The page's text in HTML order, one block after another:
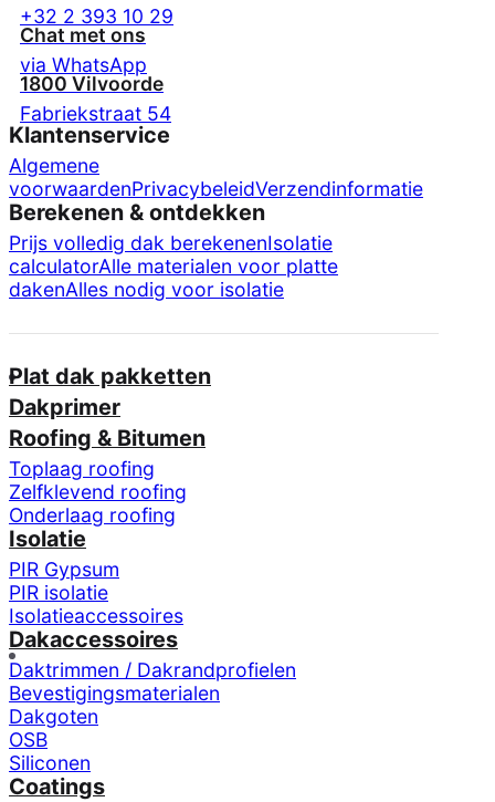
+32 2 393 10 29
Chat met ons
via WhatsApp
1800 Vilvoorde
Fabriekstraat 54
Klantenservice
Algemene
voorwaardenPrivacybeleidVerzendinformatie
Berekenen & ontdekken
Prijs volledig dak berekenenIsolatie
calculatorAlle materialen voor platte
dakenAlles nodig voor isolatie
Plat dak pakketten
Dakprimer
Roofing & Bitumen
Toplaag roofing
Zelfklevend roofing
Onderlaag roofing
Isolatie
PIR Gypsum
PIR isolatie
Isolatieaccessoires
Dakaccessoires
Daktrimmen / Dakrandprofielen
Bevestigingsmaterialen
Dakgoten
OSB
Siliconen
Coatings